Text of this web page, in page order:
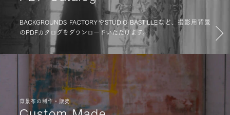
BACKGROUNDS FACTORYやSTUDIO BASTILLEなど、撮影用背景
のPDFカタログをダウンロードいただけます。
背景布の制作・販売